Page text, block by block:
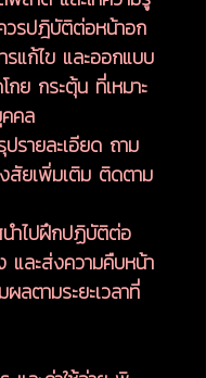
วรปฎิบัติต่อหน้าอก
รแก้ไข และออกแบบ
กย กระตุ้น ที่เหมาะ
คล
รายละเอียด ถาม
ยเพิ่มเติม ติดตาม
นำไปฝึกปฏิบัติต่อ
และส่งความคืบหน้า
ลตามระยะเวลาที่